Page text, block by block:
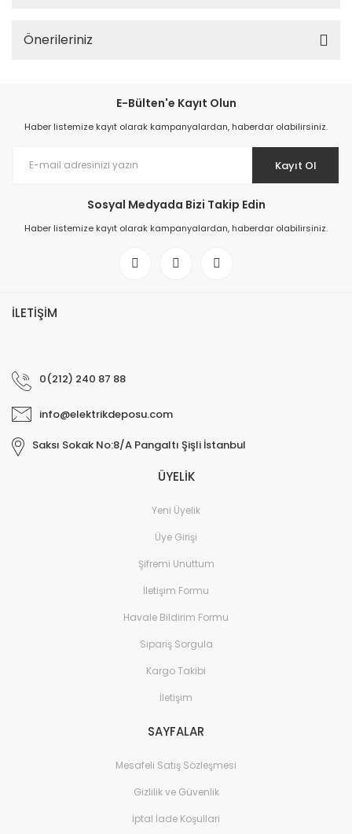
Önerileriniz
E-Bülten'e Kayıt Olun
Haber listemize kayıt olarak kampanyalardan, haberdar olabilirsiniz.
Kayıt Ol
Sosyal Medyada Bizi Takip Edin
Haber listemize kayıt olarak kampanyalardan, haberdar olabilirsiniz.
İLETİŞİM
0(212) 240 87 88
info@elektrikdeposu.com
Saksı Sokak No:8/A Pangaltı Şişli İstanbul
ÜYELİK
Yeni Üyelik
Üye Girişi
Şifremi Unuttum
İletişim Formu
Havale Bildirim Formu
Sipariş Sorgula
Kargo Takibi
İletişim
SAYFALAR
Mesafeli Satış Sözleşmesi
Gizlilik ve Güvenlik
İptal İade Koşullari